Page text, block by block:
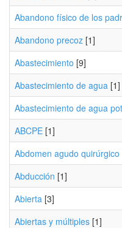
Abandono físico de los
Abandono precoz [1]
Abastecimiento [9]
Abastecimiento de agua [1]
Abastecimiento de agua
ABCPE [1]
Abdomen agudo quirúrgico
Abducción [1]
Abierta [3]
Abiertas y múltiples [1]